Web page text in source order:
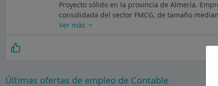
Proyecto sólido en la provincia de Almería.
consolidada del sector FMCG, de tamaño
Ver más
Últimas ofertas de empleo de Contable